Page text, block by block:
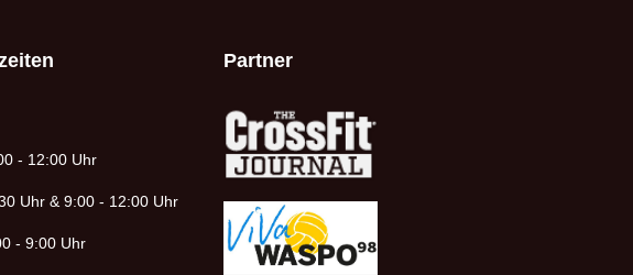
- 12:00 Uhr
Uhr & 9:00 - 12:00 Uhr
- 9:00 Uhr
Partner